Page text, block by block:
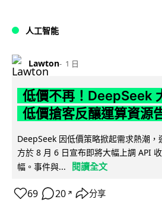
人工智能
Lawton 1 日
低價不再！DeepSeek
低價搶客反釀運算資源
DeepSeek 因低價策略掀起需求熱潮，
方於 8 月 6 日宣布即將大幅上調 API
幅。事件與...
閱讀全文
69 20 ↗ 分享